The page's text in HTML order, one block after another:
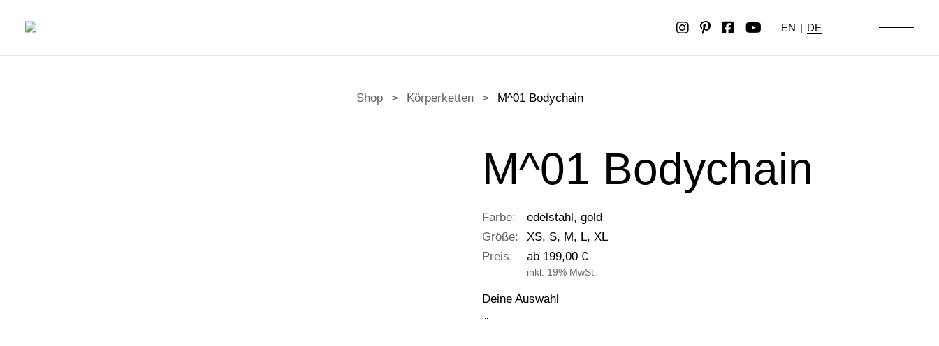
EN | DE
Shop > Körperketten > M^01 Bodychain
M^01 Bodychain
Farbe:
edelstahl, gold
Größe:
XS, S, M, L, XL
Preis:
ab 199,00 €
inkl. 19% MwSt.
Deine Auswahl